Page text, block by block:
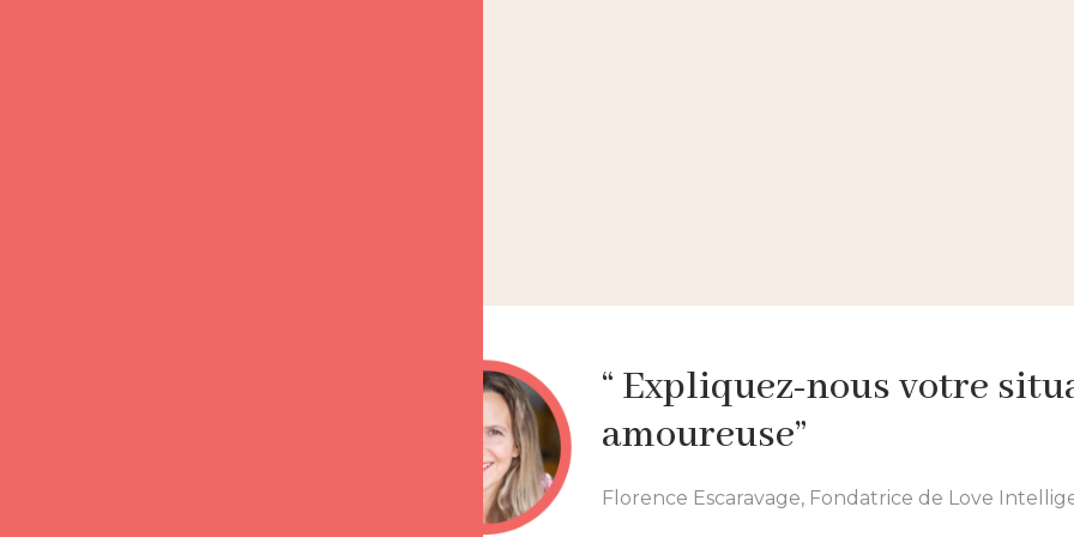
“ Expliquez-nous votre
amoureuse”
Florence Escaravage, Fondatrice de Love